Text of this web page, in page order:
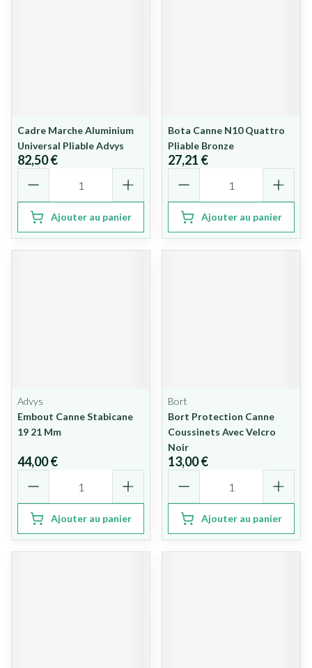
Cadre Marche Aluminium
Universal Pliable Advys
82,50 €
Ajouter au panier
Bota Canne N10 Quattro
Pliable Bronze
27,21 €
Ajouter au panier
Advys
Embout Canne Stabicane
19 21 Mm
44,00 €
Ajouter au panier
Bort
Bort Protection Canne
Coussinets Avec Velcro
Noir
13,00 €
Ajouter au panier